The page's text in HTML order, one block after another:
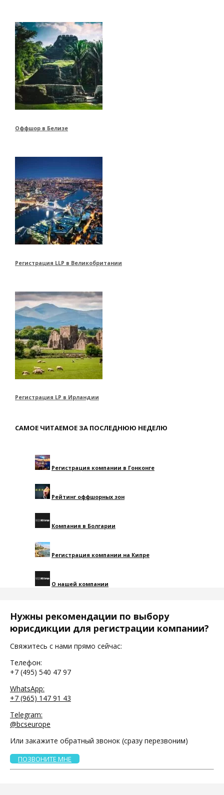
Оффшор в Белизе
Регистрация LLP в Великобритании
Регистрация LP в Ирландии
САМОЕ ЧИТАЕМОЕ ЗА ПОСЛЕДНЮЮ НЕДЕЛЮ
Регистрация компании в Гонконге
Рейтинг оффшорных зон
Компания в Болгарии
Регистрация компании на Кипре
О нашей компании
Нужны рекомендации по выбору
юрисдикции для регистрации компании?
Свяжитесь с нами прямо сейчас:
Телефон:
+7 (495) 540 47 97
WhatsApp:
+7 (965) 147 91 43
Telegram:
@bcseurope
Или закажите обратный звонок (сразу перезвоним)
ПОЗВОНИТЕ МНЕ